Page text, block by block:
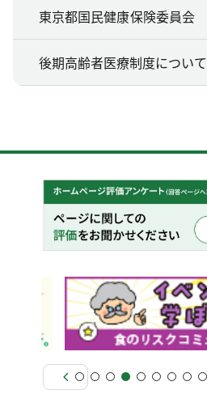
東京都国民健康保険委員会
後期高齢者医療制度について